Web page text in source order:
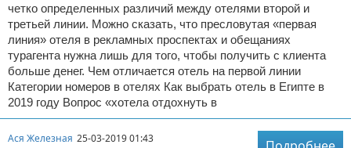
четко определенных различий между отелями второй и
третьей линии. Можно сказать, что пресловутая «первая
линия» отеля в рекламных проспектах и обещаниях
турагента нужна лишь для того, чтобы получить с клиента
больше денег. Чем отличается отель на первой линии
Категории номеров в отелях Как выбрать отель в Египте в
2019 году Вопрос «хотела отдохнуть в
Ася Железная 25-03-2019 01:43